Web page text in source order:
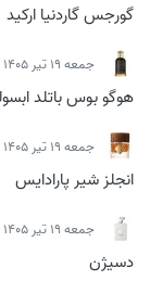
گورجس گاردنیا ارکید
جمعه 19 تیر 1405
هوگو بوس باتلد
جمعه 19 تیر 1405
انجلز شیر پارادایس
جمعه 19 تیر 1405
دسیژن